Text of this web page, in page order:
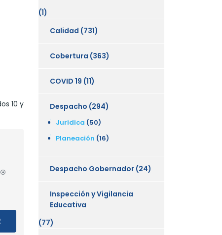
10 y
(1)
Calidad (731)
Cobertura (363)
COVID 19 (11)
Despacho (294)
Juridica (50)
Planeación (16)
Despacho Gobernador (24)
Inspección y Vigilancia
Educativa
(77)